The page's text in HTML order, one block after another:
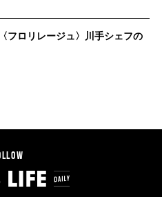
フロリレージュ〉川手シェフの